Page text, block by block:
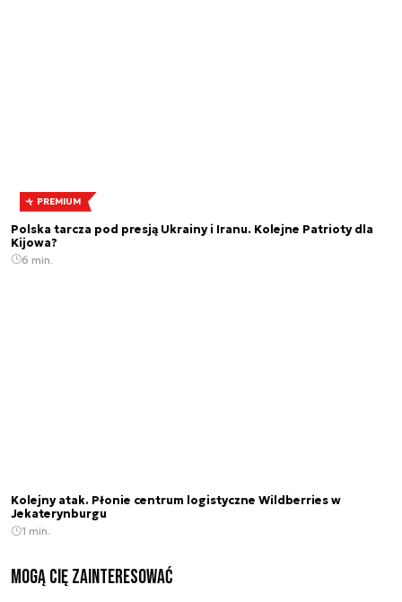
PREMIUM
Polska tarcza pod presją Ukrainy i Iranu. Kolejne Patrioty dla
Kijowa?
6 min.
Kolejny atak. Płonie centrum logistyczne Wildberries w
Jekaterynburgu
1 min.
Mogą Cię zainteresować